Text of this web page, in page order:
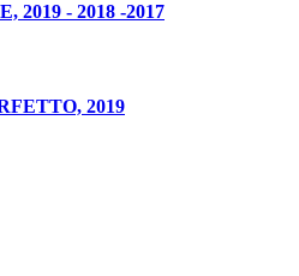
2019 - 2018 -2017
2019